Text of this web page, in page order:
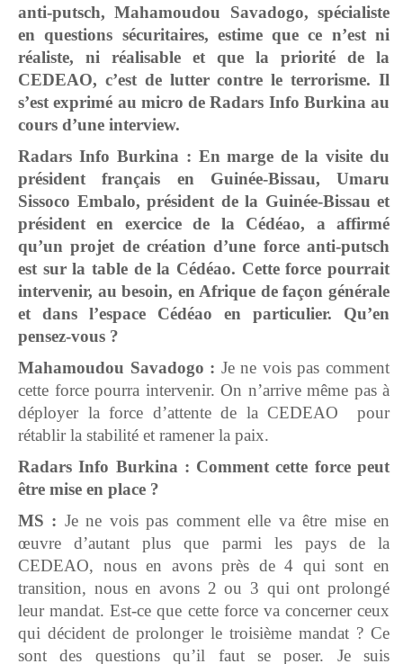
anti-putsch, Mahamoudou Savadogo, spécialiste
en questions sécuritaires, estime que ce n’est ni
réaliste, ni réalisable et que la priorité de la
CEDEAO, c’est de lutter contre le terrorisme. Il
s’est exprimé au micro de Radars Info Burkina au
cours d’une interview.
Radars Info Burkina : En marge de la visite du
président français en Guinée-Bissau, Umaru
Sissoco Embalo, président de la Guinée-Bissau et
président en exercice de la Cédéao, a affirmé
qu’un projet de création d’une force anti-putsch
est sur la table de la Cédéao. Cette force pourrait
intervenir, au besoin, en Afrique de façon générale
et dans l’espace Cédéao en particulier. Qu’en
pensez-vous ?
Mahamoudou Savadogo : Je ne vois pas comment
cette force pourra intervenir. On n’arrive même pas à
déployer la force d’attente de la CEDEAO pour
rétablir la stabilité et ramener la paix.
Radars Info Burkina : Comment cette force peut
être mise en place ?
MS : Je ne vois pas comment elle va être mise en
œuvre d’autant plus que parmi les pays de la
CEDEAO, nous en avons près de 4 qui sont en
transition, nous en avons 2 ou 3 qui ont prolongé
leur mandat. Est-ce que cette force va concerner ceux
qui décident de prolonger le troisième mandat ? Ce
sont des questions qu’il faut se poser. Je suis